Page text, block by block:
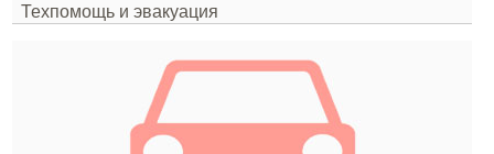
Техпомощь и эвакуация